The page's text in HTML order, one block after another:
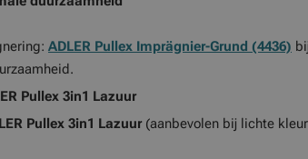
ADLER Pullex Imprägnier-Grund (4436)
Pullex 3in1 Lazuur
Pullex 3in1 Lazuur (aanbevolen bij lichte